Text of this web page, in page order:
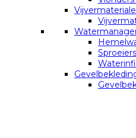
Sproeiers